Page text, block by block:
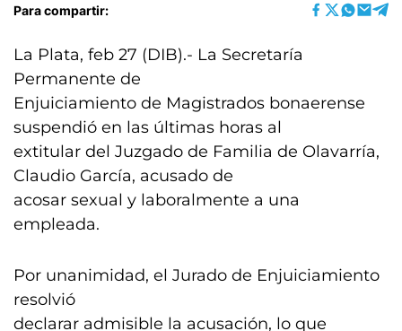
Para compartir:
La Plata, feb 27 (DIB).- La Secretaría
Permanente de
Enjuiciamiento de Magistrados bonaerense
suspendió en las últimas horas al
extitular del Juzgado de Familia de Olavarría,
Claudio García, acusado de
acosar sexual y laboralmente a una
empleada.
Por unanimidad, el Jurado de Enjuiciamiento
resolvió
declarar admisible la acusación, lo que